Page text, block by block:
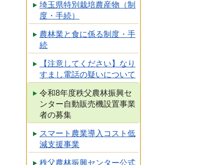
埼玉県特別栽培農産物（制
度・手続）
農林業と食に係る制度・手
続
【注意してください】なり
すまし電話の疑いについて
令和8年度秩父農林振興セ
ンター自動販売機設置事業
者の募集
スマート農業導入コスト低
減支援事業
秩父農林振興センター公式